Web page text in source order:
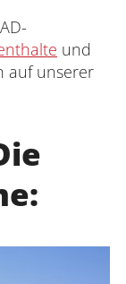
und
auf unserer